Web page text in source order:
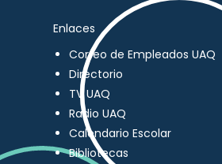
Enlaces
Correo de Empleados UAQ
Directorio
TV UAQ
Radio UAQ
Calendario Escolar
Bibliotecas